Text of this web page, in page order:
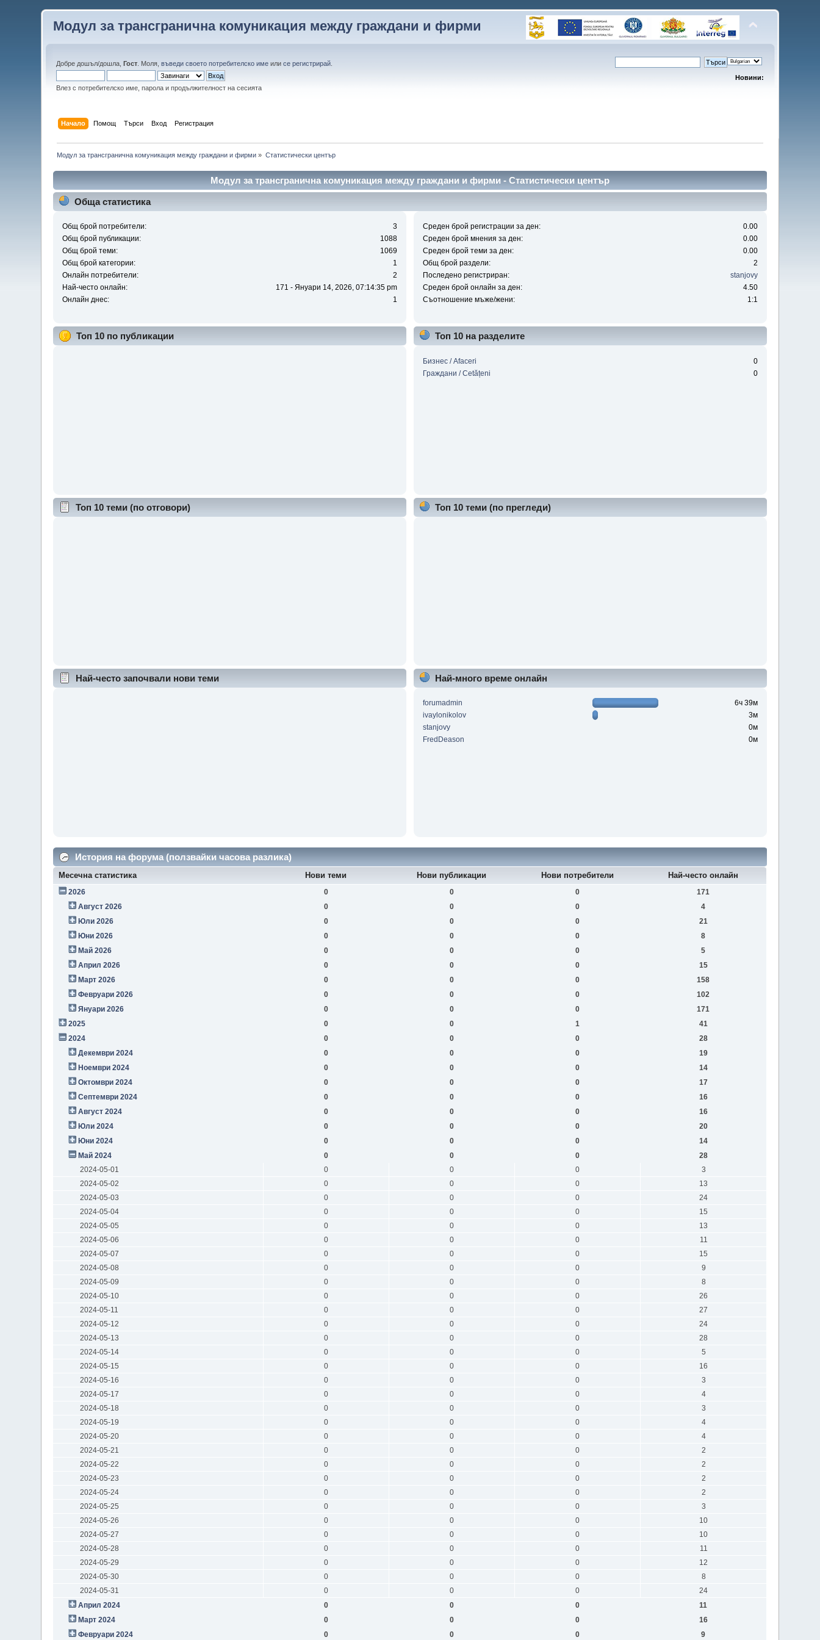
Модул за трансгранична комуникация между граждани и фирми
Добре дошъл/дошла,Гост . Моля,въведи своето потребителско име илисе регистрирай
Влез с потребителско име, парола и продължителност на сесията
Новини:
Начало Помощ Търси Вход Регистрация
Модул за трансгранична комуникация между граждани и фирми » Статистически център
Модул за трансгранична комуникация между граждани и фирми - Статистически център
Обща статистика
Общ брой потребители:
3
Общ брой публикации:
1088
Общ брой теми:
1069
Общ брой категории:
1
Онлайн потребители:
2
Най-често онлайн:
171 - Януари 14, 2026, 07:14:35 pm
Онлайн днес:
1
Среден брой регистрации за ден:
0.00
Среден брой мнения за ден:
0.00
Среден брой теми за ден:
0.00
Общ брой раздели:
2
Последено регистриран:
stanjovy
Среден брой онлайн за ден:
4.50
Съотношение мъже/жени:
1:1
Топ 10 по публикации Топ 10 на разделите
Бизнес / Аfaceri
0
Граждани / Cetățeni
0
Топ 10 теми (по отговори) Топ 10 теми (по прегледи)
Най-често започвали нови теми Най-много време онлайн
forumadmin
6ч 39м
ivaylonikolov
3м
stanjovy
0м
FredDeason
0м
История на форума (ползвайки часова разлика)
Месечна статистика Нови теми Нови публикации Нови потребители Най-често онлайн
2026 0 0 0
171
Август 2026
0 0 0
4
Юли 2026
0 0 0
21
Юни 2026
0 0 0
8
Май 2026
0 0 0
5
Април 2026
0 0 0
15
Март 2026
0 0 0
158
Февруари 2026
0 0 0
102
Януари 2026
0 0 0
171
2025
0 0 1
41
2024
0 0 0
28
Декември 2024
0 0 0
19
Ноември 2024
0 0 0
14
Октомври 2024
0 0 0
17
Септември 2024
0 0 0
16
Август 2024
0 0 0
16
Юли 2024
0 0 0
20
Юни 2024
0 0 0
14
Май 2024
0 0 0
28
2024-05-01
0 0 0
3
2024-05-02
0 0 0
13
2024-05-03
0 0 0
24
2024-05-04
0 0 0
15
2024-05-05
0 0 0
13
2024-05-06
0 0 0
11
2024-05-07
0 0 0
15
2024-05-08
0 0 0
9
2024-05-09
0 0 0
8
2024-05-10
0 0 0
26
2024-05-11
0 0 0
27
2024-05-12
0 0 0
24
2024-05-13
0 0 0
28
2024-05-14
0 0 0
5
2024-05-15
0 0 0
16
2024-05-16
0 0 0
3
2024-05-17
0 0 0
4
2024-05-18
0 0 0
3
2024-05-19
0 0 0
4
2024-05-20
0 0 0
4
2024-05-21
0 0 0
2
2024-05-22
0 0 0
2
2024-05-23
0 0 0
2
2024-05-24
0 0 0
2
2024-05-25
0 0 0
3
2024-05-26
0 0 0
10
2024-05-27
0 0 0
10
2024-05-28
0 0 0
11
2024-05-29
0 0 0
12
2024-05-30
0 0 0
8
2024-05-31
0 0 0
24
Април 2024
0 0 0
11
Март 2024
0 0 0
16
Февруари 2024
0 0 0 9